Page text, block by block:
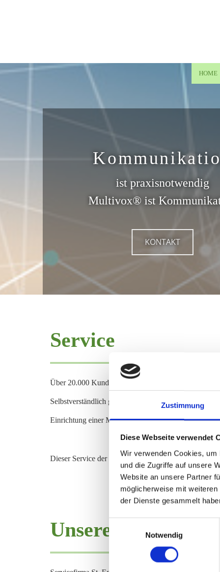
Zustimmung
Diese Webseite verwendet
Wir verwenden Cookies,
und die Zugriffe auf unsere
Website an unsere Partner
möglicherweise mit
der Dienste gesammelt
Notwendig
HOME
ist praxisnotwendig
Multivox® ist
KONTAKT
Service
Über 20.000 Kunden bestätigen uns gern die hohe
Selbstverständlich gehört die ordnungsgemäße
Einrichtung einer MULTIVOX-Anlage interessiert
Dieser Service der Beratung kostet Sie
Unsere